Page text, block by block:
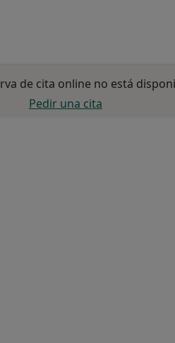
de cita online no está
Pedir una cita